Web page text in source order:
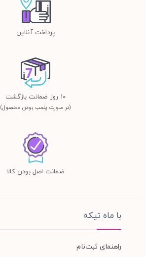
پرداخت آنلاین
١٠ روز ضمانت بازگشت
(در صورت پلمب بودن محصول)
ضمانت اصل بودن کالا
با ماه تیکه
راهنمای ثبت‌نام